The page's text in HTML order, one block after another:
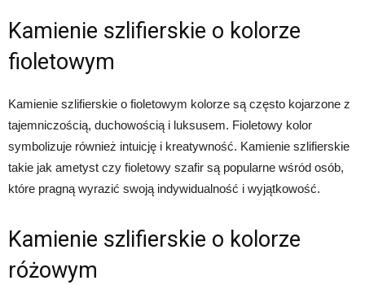
Kamienie szlifierskie o kolorze
fioletowym
Kamienie szlifierskie o fioletowym kolorze są często kojarzone z
tajemniczością, duchowością i luksusem. Fioletowy kolor
symbolizuje również intuicję i kreatywność. Kamienie szlifierskie
takie jak ametyst czy fioletowy szafir są popularne wśród osób,
które pragną wyrazić swoją indywidualność i wyjątkowość.
Kamienie szlifierskie o kolorze
różowym